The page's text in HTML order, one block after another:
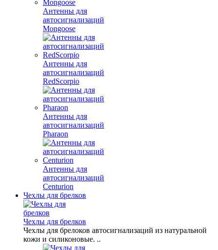
Антенны для
автосигнализаций
Mongoose
Антенны для
автосигнализаций
RedScorpio
Антенны для
автосигнализаций
Pharaon
Антенны для
автосигнализаций
Centurion
Чехлы для брелков
Чехлы для брелков
Чехлы для брелоков автосигнализаций из натуральной
кожи и силиконовые. ..